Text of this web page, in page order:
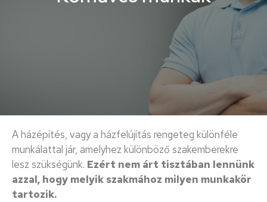
A házépítés, vagy a házfelújítás rengeteg különféle
munkálattal jár, amelyhez különböző szakemberekre
lesz szükségünk. Ezért nem árt tisztában lennünk
azzal, hogy melyik szakmához milyen munkakör
tartozik.